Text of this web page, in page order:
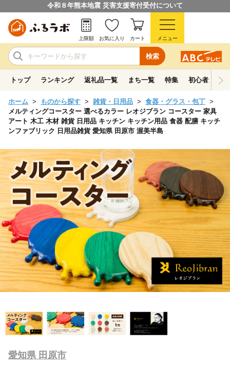
令和８年熊本地震 災害支援寄付受付について
検索
上限額 お気に入り カート メニュー
トップ ランキング 返礼品一覧 まち一覧 特集 初心者ガイド
ホーム ものから探す 雑貨・日用品
食器・グラス・包丁
メルティングコースター 選べるカラー レオジブラン コースター 家具
アート 木工 木材 雑貨 日用品 キッチン キッチン用品 食器 配膳 キッチ
ンファブリック 日用品雑貨 愛知県 田原市 渥美半島
愛知県 田原市